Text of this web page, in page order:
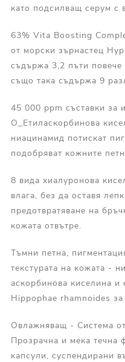
като подсилващ серум с
63% Vita Boosting
от морски зърнастец
съдържа 3,2 пъти
също така съдържа 9
45 000 ppm съставки за
O_Етиласкорбинова
ниацинамид потискат
подобряват кожните
8 вида хиалуронова
влага, без да оставя
предотвратяване на
кожата отвътре.
Тъмни петна,
текстурата на кожата -
аскорбинова киселина и
Hippophae rhamnoides за
Овлажняващ - Система
Прозрачна и мека течна
капсули, суспендирани